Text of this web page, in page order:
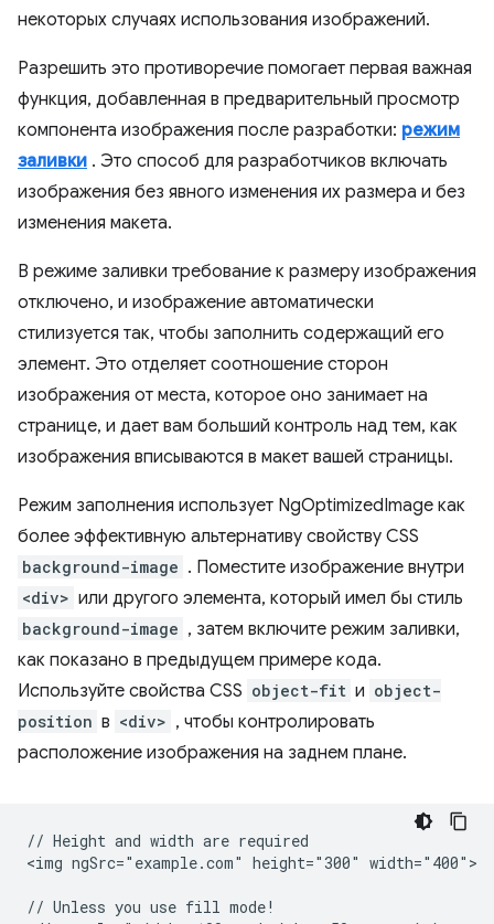
некоторых случаях использования изображений.
Разрешить это противоречие помогает первая важная
функция, добавленная в предварительный просмотр
компонента изображения после разработки: режим
заливки . Это способ для разработчиков включать
изображения без явного изменения их размера и без
изменения макета.
В режиме заливки требование к размеру изображения
отключено, и изображение автоматически
стилизуется так, чтобы заполнить содержащий его
элемент. Это отделяет соотношение сторон
изображения от места, которое оно занимает на
странице, и дает вам больший контроль над тем, как
изображения вписываются в макет вашей страницы.
Режим заполнения использует NgOptimizedImage как
более эффективную альтернативу свойству CSS
background-image . Поместите изображение внутри
<div> или другого элемента, который имел бы стиль
background-image , затем включите режим заливки,
как показано в предыдущем примере кода.
Используйте свойства CSS object-fit и object-
position в <div> , чтобы контролировать
расположение изображения на заднем плане.
// Height and width are required
<img ngSrc="example.com" height="300" width="400">
// Unless you use fill mode!